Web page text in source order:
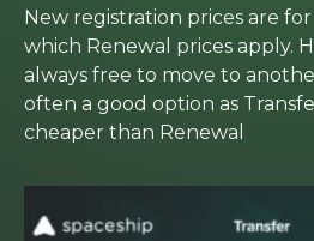
New registration prices are
which Renewal prices apply.
always free to move to
often a good option as
cheaper than Renewal